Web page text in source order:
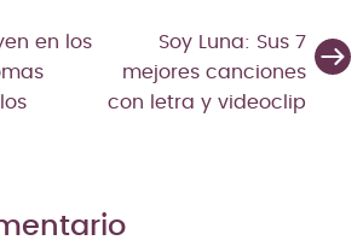
en los
Soy Luna: Sus 7
mejores canciones
con letra y videoclip